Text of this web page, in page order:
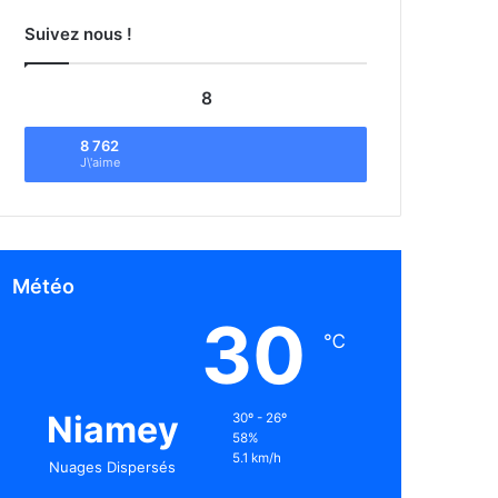
Suivez nous !
8
8 762
J\'aime
Météo
Niamey
Nuages Dispersés
30 ℃
30º - 26º
58%
5.1 km/h